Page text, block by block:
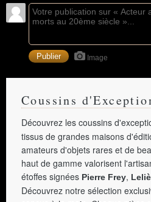
Image
Coussins
Découvrez les coussins
tissus de grandes maisons
amateurs d'objets rares et de
haut de gamme valorisent
étoffes signées Pierre Frey,
Découvrez notre sélection